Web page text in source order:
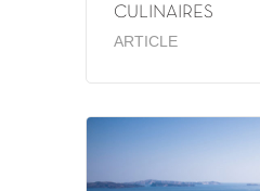
CULINAIRES
ARTICLE